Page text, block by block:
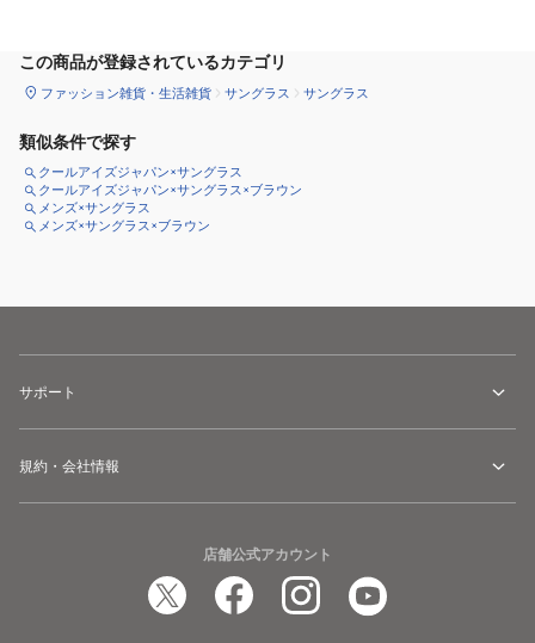
この商品が登録されているカテゴリ
ファッション雑貨・生活雑貨 サングラス サングラス
類似条件で探す
クールアイズジャパン×サングラス
クールアイズジャパン×サングラス×ブラウン
メンズ×サングラス
メンズ×サングラス×ブラウン
サポート
規約・会社情報
店舗公式アカウント